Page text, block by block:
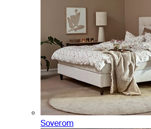
Soverom